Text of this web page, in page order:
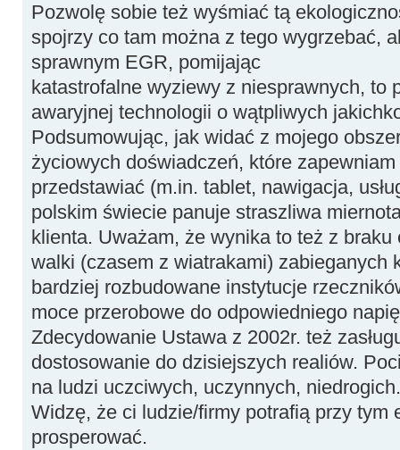
Pozwolę sobie też wyśmiać tą
spojrzy co tam można z tego wygrzebać,
sprawnym EGR, pomijając
katastrofalne wyziewy z niesprawnych, to
awaryjnej technologii o wątpliwych
Podsumowując, jak widać z mojego
życiowych doświadczeń, które
przedstawiać (m.in. tablet, nawigacja,
polskim świecie panuje straszliwa
klienta. Uważam, że wynika to też z braku
walki (czasem z wiatrakami) zabieganych
bardziej rozbudowane instytucje
moce przerobowe do odpowiedniego
Zdecydowanie Ustawa z 2002r. też
dostosowanie do dzisiejszych realiów.
na ludzi uczciwych, uczynnych,
Widzę, że ci ludzie/firmy potrafią przy tym
prosperować.